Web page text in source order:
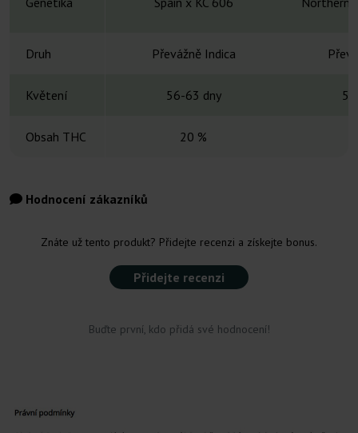
Druh Převážně Indica
Květení 56-63 dny
Obsah THC 20 %
Hodnocení zákazníků
Znáte už tento produkt? Přidejte recenzi a získejte bonus.
Přidejte recenzi
Buďte první, kdo přidá své hodnocení!